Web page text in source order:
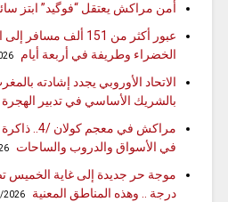
أمن مراكش يعتقل “فوگيد” ابتز
عبور أكثر من 151 ألف
الخضراء وطريفة في أربعة أيام
الاتحاد الأوروبي يجدد إشادته
بالشريك الأساسي في تدبير الهجرة
مراكش في
في الأسواق والدروب والساحات
درجة .. وهذه المناطق المعنية
2026